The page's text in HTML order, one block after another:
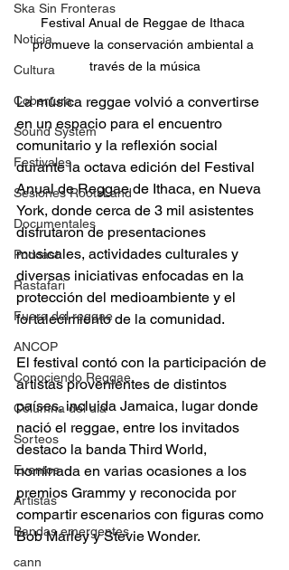
Ska Sin Fronteras
Noticia
Cultura
Cobertura
Sound System
Festivales
Sesiones RootsLand
Documentales
Podcast
Rastafari
Fuera del reggae
ANCOP
Conociendo Reggae
Columna del día
Sorteos
Eventos
Artistas
Bandas emergentes
cann
Festival Anual de Reggae de Ithaca
promueve la conservación ambiental a
través de la música
La música reggae volvió a convertirse
en un espacio para el encuentro
comunitario y la reflexión social
durante la octava edición del Festival
Anual de Reggae de Ithaca, en Nueva
York, donde cerca de 3 mil asistentes
disfrutaron de presentaciones
musicales, actividades culturales y
diversas iniciativas enfocadas en la
protección del medioambiente y el
fortalecimiento de la comunidad.
El festival contó con la participación de
artistas provenientes de distintos
países, incluida Jamaica, lugar donde
nació el reggae, entre los invitados
destaco la banda Third World,
nominada en varias ocasiones a los
premios Grammy y reconocida por
compartir escenarios con figuras como
Bob Marley y Stevie Wonder.